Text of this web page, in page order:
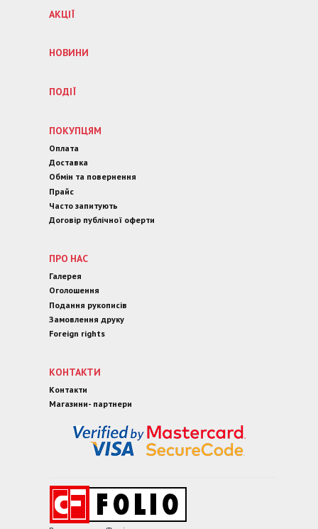
АКЦІЇ
НОВИНИ
ПОДІЇ
ПОКУПЦЯМ
Оплата
Доставка
Обмін та повернення
Прайс
Часто запитують
Договір публічної оферти
ПРО НАС
Галерея
Оголошення
Подання рукописів
Замовлення друку
Foreign rights
КОНТАКТИ
Контакти
Магазини- партнери